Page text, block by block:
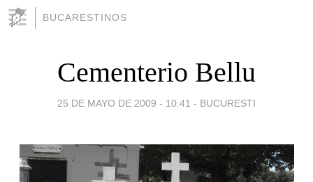
BUCARESTINOS
Cementerio Bellu
25 DE MAYO DE 2009 - 10:41 - BUCURESTI